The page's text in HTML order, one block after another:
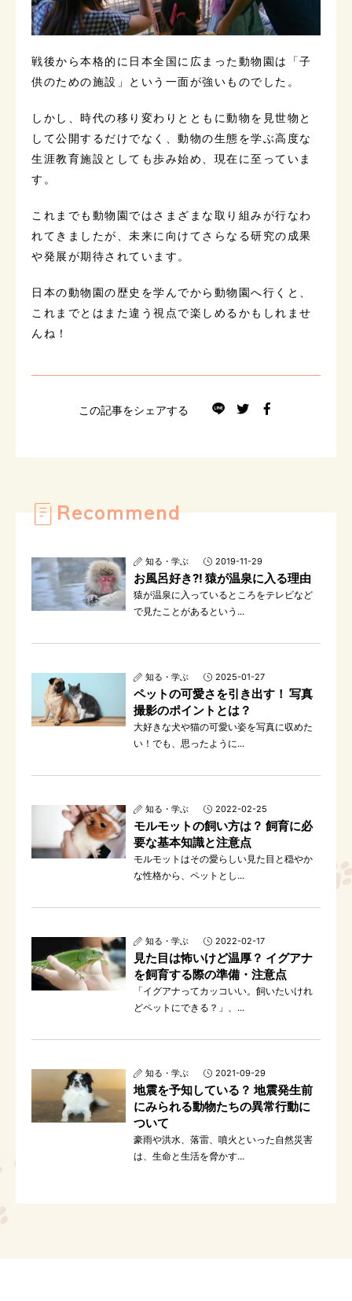
戦後から本格的に日本全国に広まった動物園は「子
供のための施設」という一面が強いものでした。
しかし、時代の移り変わりとともに動物を見世物と
して公開するだけでなく、動物の生態を学ぶ高度な
生涯教育施設としても歩み始め、現在に至っていま
す。
これまでも動物園ではさまざまな取り組みが行なわ
れてきましたが、未来に向けてさらなる研究の成果
や発展が期待されています。
日本の動物園の歴史を学んでから動物園へ行くと、
これまでとはまた違う視点で楽しめるかもしれませ
んね！
この記事をシェアする
知る・学ぶ 2019-11-29
お風呂好き?! 猿が温泉に入る理由
猿が温泉に入っているところをテレビなど
で見たことがあるという...
知る・学ぶ 2025-01-27
ペットの可愛さを引き出す！ 写真
撮影のポイントとは？
大好きな犬や猫の可愛い姿を写真に収めた
い！でも、思ったように...
知る・学ぶ 2022-02-25
モルモットの飼い方は？ 飼育に必
要な基本知識と注意点
モルモットはその愛らしい見た目と穏やか
な性格から、ペットとし...
知る・学ぶ 2022-02-17
見た目は怖いけど温厚？ イグアナ
を飼育する際の準備・注意点
「イグアナってカッコいい。飼いたいけれ
どペットにできる？」、...
知る・学ぶ 2021-09-29
地震を予知している？ 地震発生前
にみられる動物たちの異常行動に
ついて
豪雨や洪水、落雷、噴火といった自然災害
は、生命と生活を脅かす...
Recommend